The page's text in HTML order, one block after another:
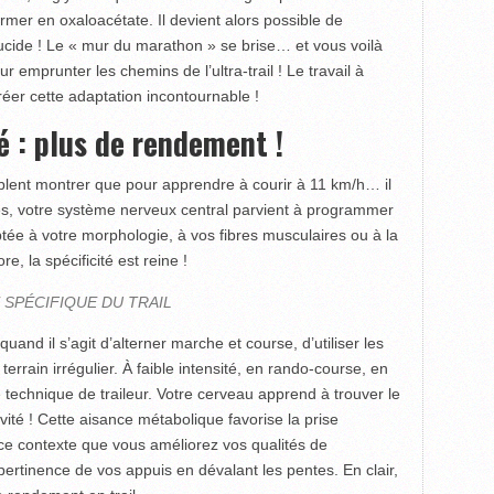
en oxaloacétate. Il devient alors possible de
! Le « mur du marathon » se brise… et vous voilà
emprunter les chemins de l’ultra-trail ! Le travail à
cette adaptation incontournable !
plus de rendement !
montrer que pour apprendre à courir à 11 km/h… il
votre système nerveux central parvient à programmer
à votre morphologie, à vos fibres musculaires ou à la
la spécificité est reine !
DU TRAIL
il s’agit d’alterner marche et course, d’utiliser les
irrégulier. À faible intensité, en rando-course, en
de traileur. Votre cerveau apprend à trouver le
! Cette aisance métabolique favorise la prise
contexte que vous améliorez vos qualités de
de vos appuis en dévalant les pentes. En clair,